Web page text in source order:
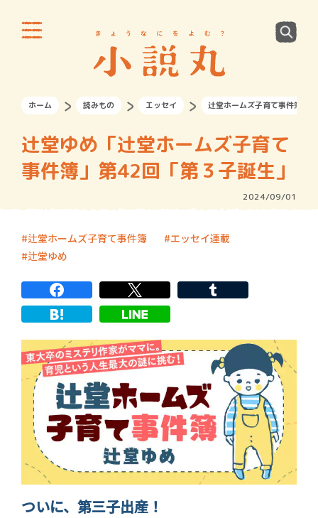
ホーム 読みもの エッセイ 辻堂ホームズ子育て事件簿
辻堂ゆめ「辻堂ホームズ子育て
事件簿」第42回「第３子誕生」
2024/09/01
辻堂ホームズ子育て事件簿
エッセイ連載
辻堂ゆめ
ついに、第三子出産！